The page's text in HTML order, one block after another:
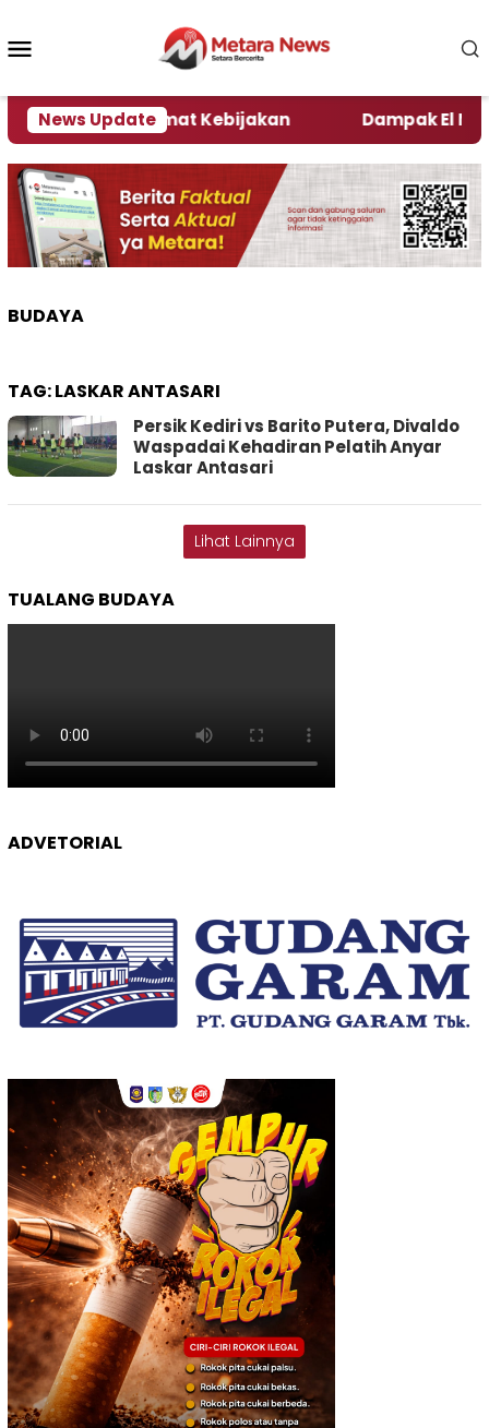
konten
News Update
Kata Pengamat Kebijakan Dampak El Nino,
BUDAYA
TAG:LASKAR ANTASARI
Persik Kediri vs Barito Putera, Divaldo
Waspadai Kehadiran Pelatih Anyar
Laskar Antasari
Lihat Lainnya
TUALANG BUDAYA
ADVETORIAL